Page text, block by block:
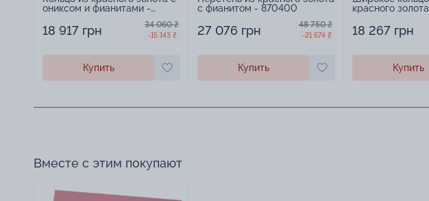
ониксом и фианитами -
18 917 грн 34 060 ₴
-15 143 ₴
Купить
с фианитом - 870400
27 076 грн 48 750 ₴
-21 674 ₴
Купить
красного
18 267 грн
Купить
Вместе с этим покупают